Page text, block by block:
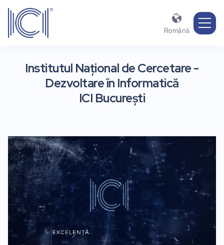

Română
Institutul Național de Cercetare -
Dezvoltare în Informatică
ICI București